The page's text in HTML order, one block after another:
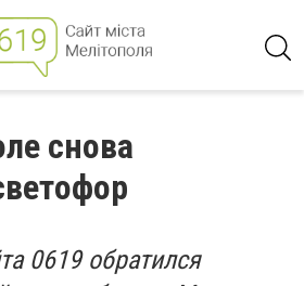
снова
0619 обратился